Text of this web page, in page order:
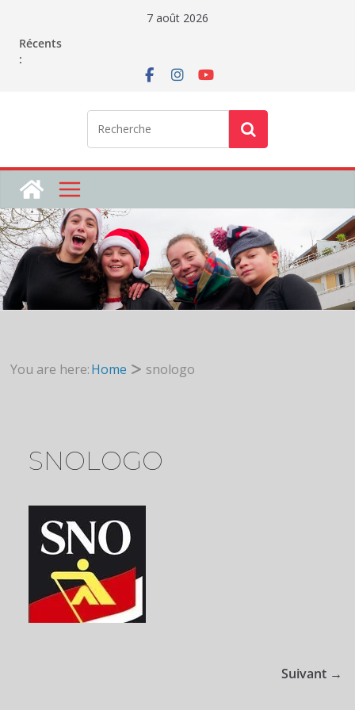
contenu
7 août 2026
Récents
:
You are here:Home snologo
SNOLOGO
Suivant →